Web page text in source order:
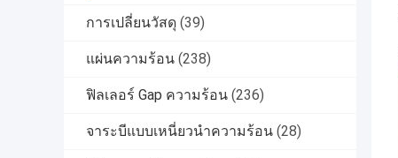
การเปลี่ยนวัสดุ (39)
แผ่นความร้อน (238)
ฟิลเลอร์ Gap ความร้อน (236)
จาระบีแบบเหนี่ยวนำความร้อน (28)